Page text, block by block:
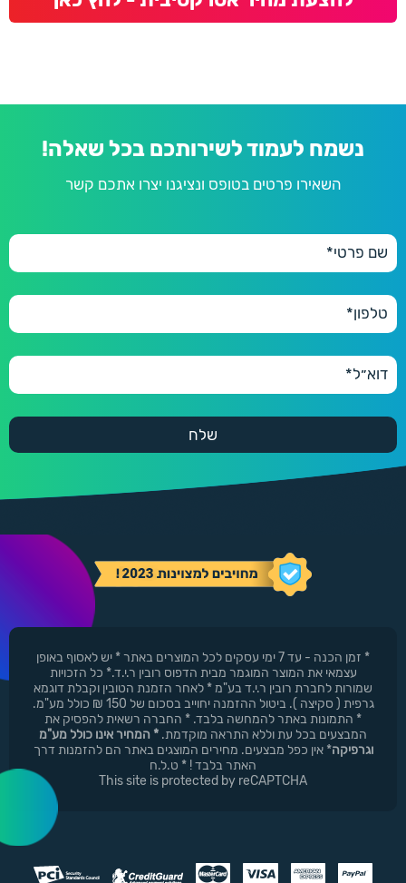
נשמח לעמוד לשירותכם בכל שאלה!
השאירו פרטים בטופס ונציגנו יצרו אתכם קשר
* זמן הכנה - עד 7 ימי עסקים לכל המוצרים באתר * יש לאסוף באופן
עצמאי את המוצר המוגמר מבית הדפוס רובין ר.י.ד.* כל הזכויות
שמורות לחברת רובין ר.י.ד בע"מ * לאחר הזמנת הטובין וקבלת דוגמא
גרפית ( סקיצה ). ביטול ההזמנה יחוייב בסכום של 150 ₪ כולל מע"מ.
* התמונות באתר להמחשה בלבד. * החברה רשאית להפסיק את
המבצעים בכל עת וללא התראה מוקדמת. * המחיר אינו כולל מע"מ
וגרפיקה* אין כפל מבצעים. מחירים המוצגים באתר הם להזמנות דרך
האתר בלבד ! * ט.ל.ח
This site is protected by reCAPTCHA